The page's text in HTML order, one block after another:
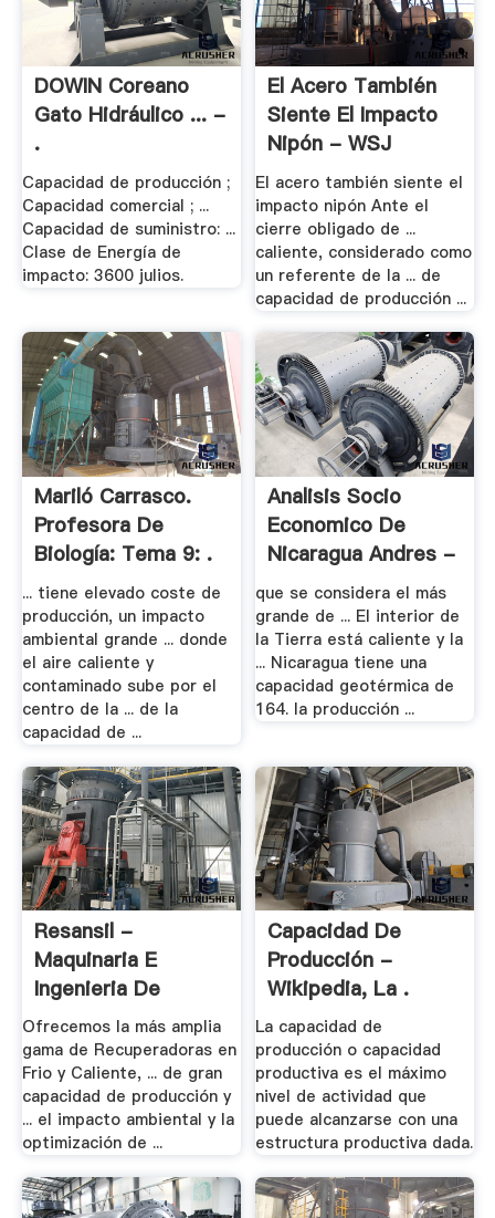
DOWIN Coreano
Gato Hidráulico ... -
.
Capacidad de producción ;
Capacidad comercial ; ...
Capacidad de suministro: ...
Clase de Energía de
impacto: 3600 julios.
El Acero También
Siente El Impacto
Nipón - WSJ
El acero también siente el
impacto nipón Ante el
cierre obligado de ...
caliente, considerado como
un referente de la ... de
capacidad de producción ...
Mariló Carrasco.
Profesora De
Biología: Tema 9: .
... tiene elevado coste de
producción, un impacto
ambiental grande ... donde
el aire caliente y
contaminado sube por el
centro de la ... de la
capacidad de ...
Analisis Socio
Economico De
Nicaragua Andres -
.
que se considera el más
grande de ... El interior de
la Tierra está caliente y la
... Nicaragua tiene una
capacidad geotérmica de
164. la producción ...
Resansil -
Maquinaria E
Ingenieria De
Aplicación
Ofrecemos la más amplia
gama de Recuperadoras en
Frio y Caliente, ... de gran
capacidad de producción y
... el impacto ambiental y la
optimización de ...
Capacidad De
Producción -
Wikipedia, La .
La capacidad de
producción o capacidad
productiva es el máximo
nivel de actividad que
puede alcanzarse con una
estructura productiva dada.